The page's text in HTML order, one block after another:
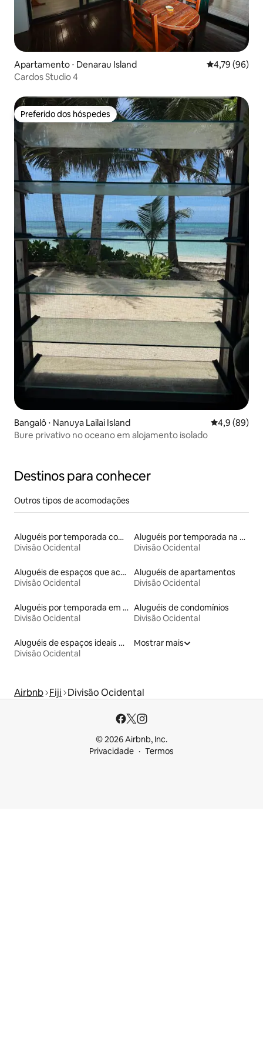
Apartamento ⋅ Denarau Island 4,79 de uma
4,79 (96)
Cardos Studio 4
Preferido dos hóspedes
Preferido dos hóspedes
Bangalô ⋅ Nanuya Lailai Island 4,9 de uma
4,9 (89)
Bure privativo no oceano em alojamento isolado
Destinos para conhecer
Outros tipos de acomodações
Aluguéis por temporada com acesso ao lago
Divisão Ocidental
Aluguéis por temporada na orla
Divisão Ocidental
Aluguéis de espaços que aceitam animais de estimação
Divisão Ocidental
Aluguéis de apartamentos
Divisão Ocidental
Aluguéis por temporada em hotéis-fazenda
Divisão Ocidental
Aluguéis de condomínios
Divisão Ocidental
Aluguéis de espaços ideais para famílias
Divisão Ocidental
Mostrar mais
Airbnb Fiji Divisão Ocidental
© 2026 Airbnb, Inc.
Privacidade
Termos